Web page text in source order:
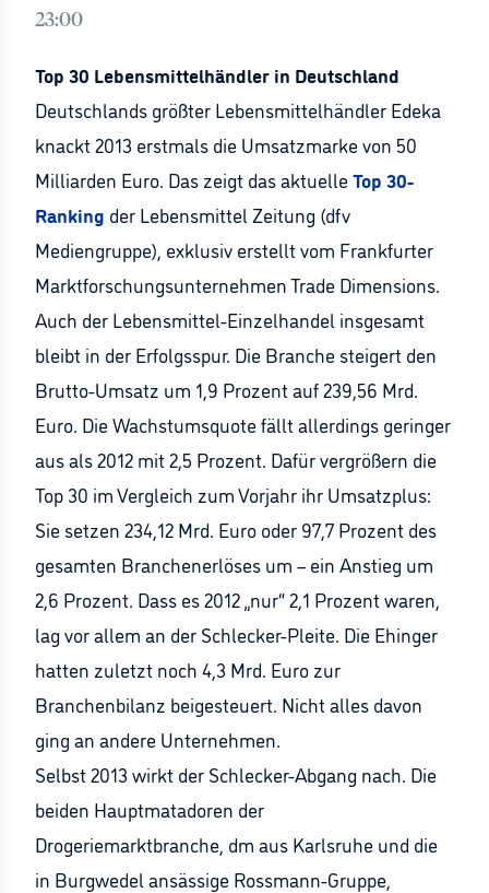
23:00
Top 30 Lebensmittelhändler in Deutschland
Deutschlands größter Lebensmittelhändler Edeka
knackt 2013 erstmals die Umsatzmarke von 50
Milliarden Euro. Das zeigt das aktuelle Top 30-
Ranking der Lebensmittel Zeitung (dfv
Mediengruppe), exklusiv erstellt vom Frankfurter
Marktforschungsunternehmen Trade Dimensions.
Auch der Lebensmittel-Einzelhandel insgesamt
bleibt in der Erfolgsspur. Die Branche steigert den
Brutto-Umsatz um 1,9 Prozent auf 239,56 Mrd.
Euro. Die Wachstumsquote fällt allerdings geringer
aus als 2012 mit 2,5 Prozent. Dafür vergrößern die
Top 30 im Vergleich zum Vorjahr ihr Umsatzplus:
Sie setzen 234,12 Mrd. Euro oder 97,7 Prozent des
gesamten Branchenerlöses um – ein Anstieg um
2,6 Prozent. Dass es 2012 „nur“ 2,1 Prozent waren,
lag vor allem an der Schlecker-Pleite. Die Ehinger
hatten zuletzt noch 4,3 Mrd. Euro zur
Branchenbilanz beigesteuert. Nicht alles davon
ging an andere Unternehmen.
Selbst 2013 wirkt der Schlecker-Abgang nach. Die
beiden Hauptmatadoren der
Drogeriemarktbranche, dm aus Karlsruhe und die
in Burgwedel ansässige Rossmann-Gruppe,